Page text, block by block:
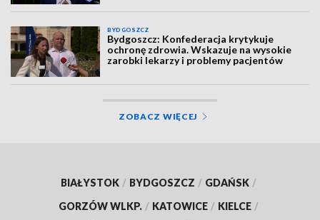
BYDGOSZCZ
Bydgoszcz: Konfederacja krytykuje
ochronę zdrowia. Wskazuje na wysokie
zarobki lekarzy i problemy pacjentów
ZOBACZ WIĘCEJ
BIAŁYSTOK / BYDGOSZCZ / GDAŃSK /
GORZÓW WLKP. / KATOWICE / KIELCE /